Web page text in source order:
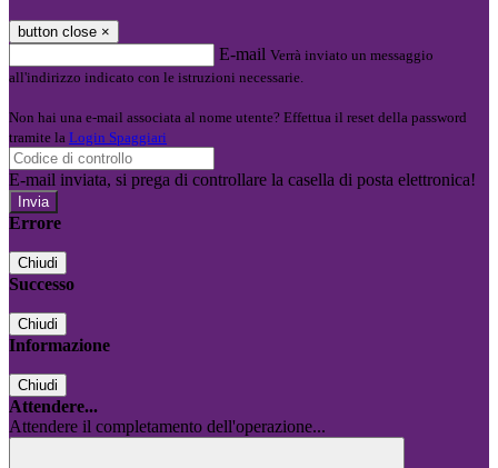
button close ×
E-mail Verrà inviato un messaggio
all'indirizzo indicato con le istruzioni necessarie.
Non hai una e-mail associata al nome utente? Effettua il reset della password
tramite la Login Spaggiari
E-mail inviata, si prega di controllare la casella di posta elettronica!
Errore
Chiudi
Successo
Chiudi
Informazione
Chiudi
Attendere...
Attendere il completamento dell'operazione...